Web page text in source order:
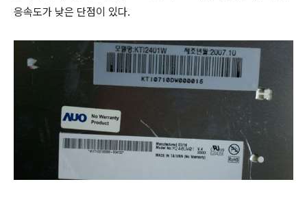
응속도가 낮은 단점이 있다.